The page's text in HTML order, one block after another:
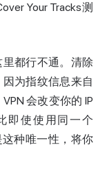
Your Tracks测
都行不通。清除
为指纹信息来自
会改变你的 IP
即使使用同一个
种唯一性，将你